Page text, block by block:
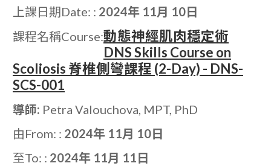
上課日期Date: : 2024年 11月 10日
課程名稱Course:動態神經肌肉穩定術
DNS Skills Course on
Scoliosis 脊椎側彎課程 (2-Day) - DNS-
SCS-001
導師: Petra Valouchova, MPT, PhD
由From: : 2024年 11月 10日
至To: : 2024年 11月 11日